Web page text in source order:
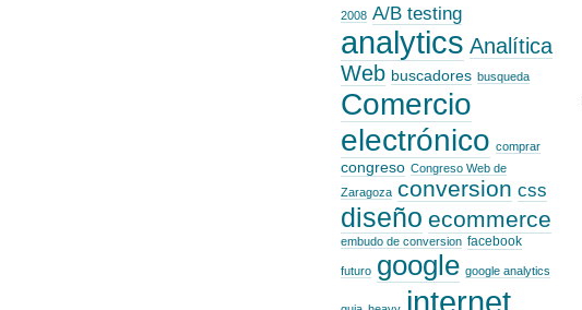
2008 A/B testing
analytics Analítica
Web buscadores busqueda
Comercio
electrónico comprar
congreso Congreso Web de
Zaragoza conversion css
diseño ecommerce
embudo de conversion facebook
futuro google google analytics
internet